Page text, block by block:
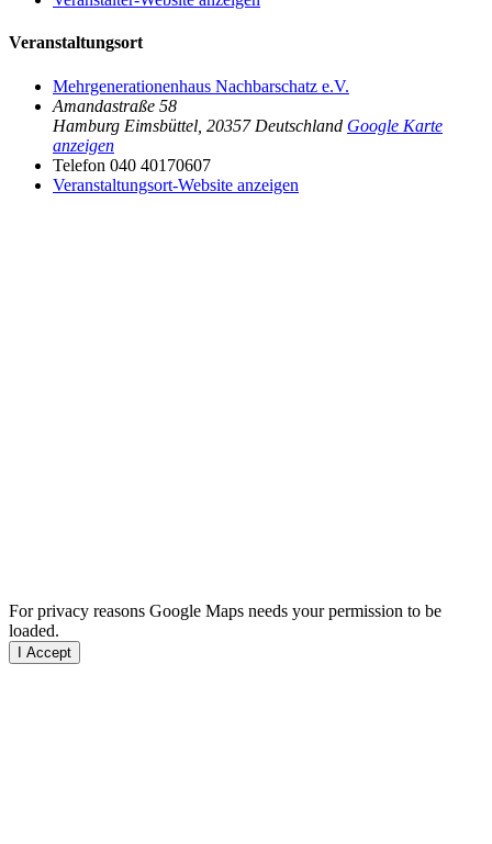
Veranstaltungsort
Mehrgenerationenhaus Nachbarschatz e.V.
Amandastraße 58
Hamburg Eimsbüttel 20357 Deutschland Google Karte
anzeigen
Telefon 040 40170607
Veranstaltungsort-Website anzeigen
For privacy reasons Google Maps needs your permission to be
loaded.
I Accept